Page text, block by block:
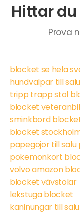
Hittar
Prova
blocket se hela
hundvalpar till
tripp trapp stol
blocket
sminkbord
blocket
papegojor till
pokemonkort
volvo amazon
blocket vävstolar
lekstuga blocket
kaninungar till